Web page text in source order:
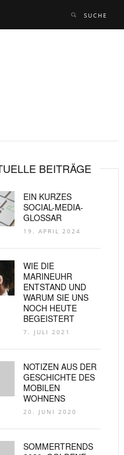
BEITRÄGE
EIN KURZES
SOCIAL-MEDIA-
GLOSSAR
19. APRIL 2024
WIE DIE
MARINEUHR
ENTSTAND UND
WARUM SIE UNS
NOCH HEUTE
BEGEISTERT
7. JULI 2021
NOTIZEN AUS DER
GESCHICHTE DES
MOBILEN
WOHNENS
20. JUNI 2020
SOMMERTRENDS